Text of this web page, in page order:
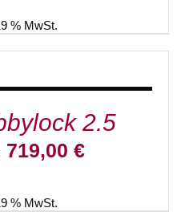
1.249,00 €
% MwSt.
IN
2.5
Ursprünglicher
799,00 €
719,00 €Aktueller
% MwSt.